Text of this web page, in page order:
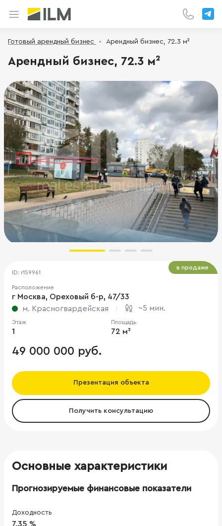
Готовый арендный бизнес Арендный бизнес, 72.3 м²
Арендный бизнес, 72.3 м²
ID: r159961
Расположение
г Москва, Ореховый б-р, 47/33
м. Красногвардейская
~5 мин.
Этаж
1
Площадь
72 м²
49 000 000 руб.
Презентация объекта
Получить консультацию
в продаже
Основные характеристики
Прогнозируемые финансовые показатели
Доходность
7.35 %